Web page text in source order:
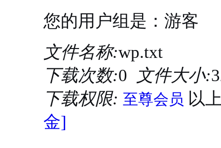
您的用户组是：游客
文件名称:wp.txt
下载次数:0 文件大小:
下载权限: 至尊会员 以
金]